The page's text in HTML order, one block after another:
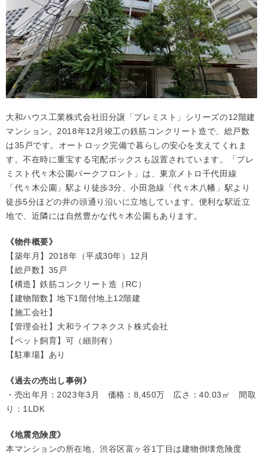
大和ハウス工業株式会社旧分譲「プレミスト」シリーズの12階建
マンション。2018年12月竣工の鉄筋コンクリート造で、総戸数
は35戸です。オートロック完備で暮らしの安心を支えてくれま
す。不在時に重宝する宅配ボックスも設置されています。「プレ
ミスト代々木公園パークフロント」は、東京メトロ千代田線
「代々木公園」駅より徒歩3分、小田急線「代々木八幡」駅より
徒歩5分ほどの井の頭通り沿いに立地しています。便利な駅近立
地で、近隣には自然豊かな代々木公園もあります。
《物件概要》
【築年月】2018年（平成30年）12月
【総戸数】35戸
【構造】鉄筋コンクリート造（RC）
【建物階数】地下1階付地上12階建
【施工会社】
【管理会社】大和ライフネクスト株式会社
【ペット飼育】可（細則有）
【駐車場】あり
《過去の売出し事例》
・売出年月：2023年3月 価格：8,450万 広さ：40.03㎡ 間取
り：1LDK
《地震危険度》
本マンションの所在地、渋谷区富ヶ谷1丁目は建物倒壊危険度